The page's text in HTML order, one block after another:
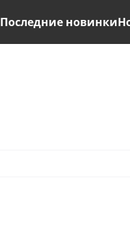
Последние новинки